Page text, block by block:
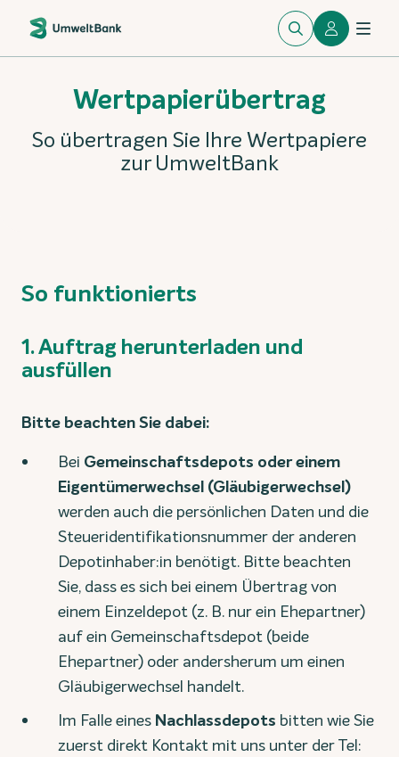
Wertpapierübertrag
So übertragen Sie Ihre Wertpapiere
zur UmweltBank
So funktionierts
1. Auftrag herunterladen und
ausfüllen
Bitte beachten Sie dabei:
Bei Gemeinschaftsdepots oder einem
Eigentümerwechsel (Gläubigerwechsel)
werden auch die persönlichen Daten und die
Steueridentifikationsnummer der anderen
Depotinhaber:in benötigt. Bitte beachten
Sie, dass es sich bei einem Übertrag von
einem Einzeldepot (z. B. nur ein Ehepartner)
auf ein Gemeinschaftsdepot (beide
Ehepartner) oder andersherum um einen
Gläubigerwechsel handelt.
Im Falle eines Nachlassdepots bitten wie Sie
zuerst direkt Kontakt mit uns unter der Tel: